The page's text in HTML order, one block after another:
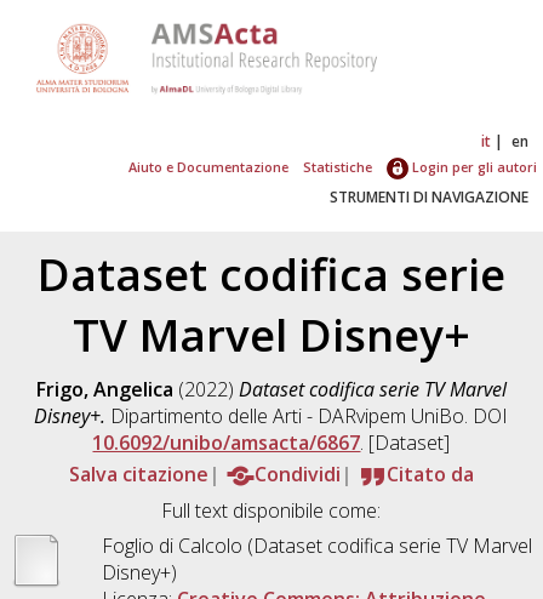
it en
Aiuto e Documentazione Statistiche Login per gli autori
STRUMENTI DI NAVIGAZIONE
Dataset codifica serie
TV Marvel Disney+
Frigo, Angelica (2022) Dataset codifica serie TV Marvel
Disney+. Dipartimento delle Arti - DARvipem UniBo. DOI
10.6092/unibo/amsacta/6867. [Dataset]
Salva citazione
Condividi
Citato da
Full text disponibile come:
Foglio di Calcolo (Dataset codifica serie TV Marvel
Disney+)